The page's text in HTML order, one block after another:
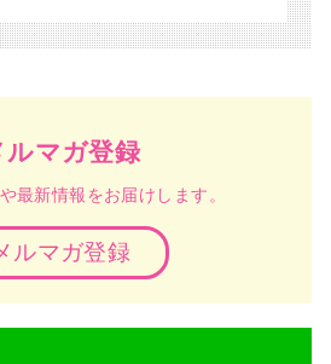
ルマガ登録
最新情報をお届けします。
ルマガ登録